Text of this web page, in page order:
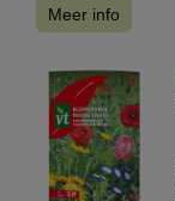
Meer info